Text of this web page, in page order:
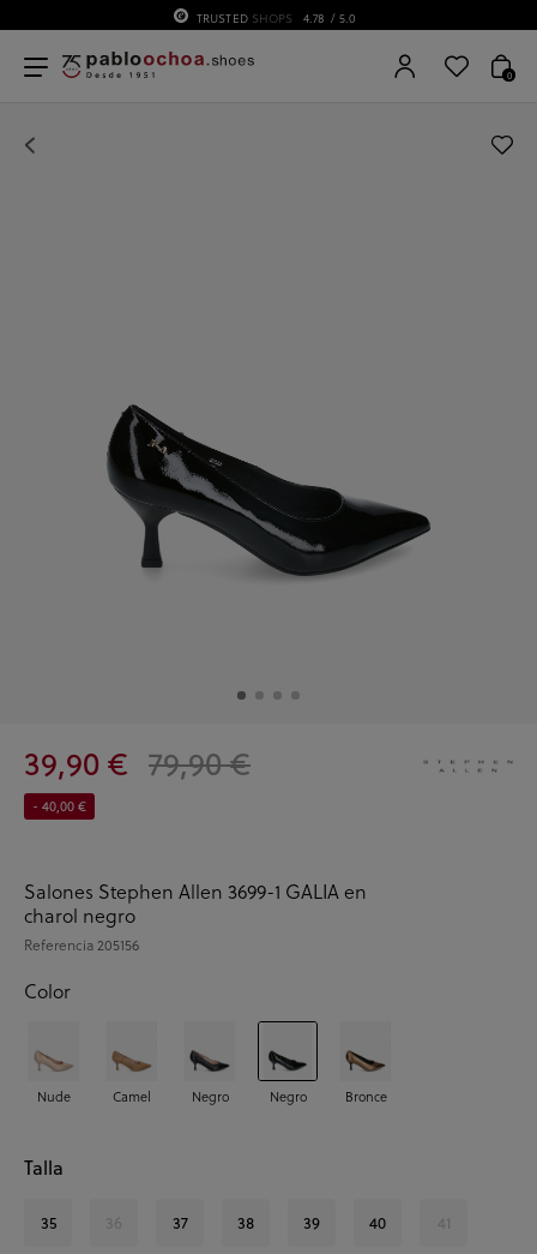
TRUSTEDSHOPS 4.78 / 5.0
0
39,90 € 79,90 €
- 40,00 €
Salones Stephen Allen 3699-1 GALIA en
charol negro
Referencia205156
Color
Nude Camel Negro Negro Bronce
Talla
35 36 37 38 39 40 41